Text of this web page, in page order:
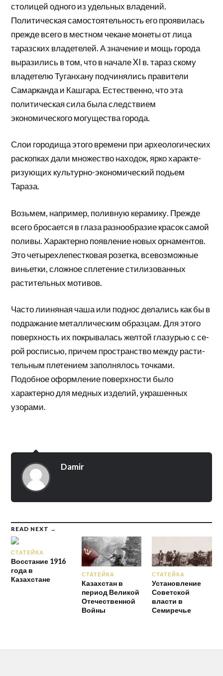
столицей одного из удельных владений.
Политическая самостоятель­ность его проявилась
прежде всего в местном чекане монеты от лица
таразских владетелей. А значение и мощь города
выразились в том, что в начале XI в. тараз скому
владетелю Туганхану подчинялись пра­вители
Самарканда и Кашгара. Естественно, что эта
политическая сила была следствием
экономического могущества города.
Слои городища этого времени при археологиче­ских
раскопках дали множество находок, ярко характе­
ризующих культурно-экономический подьем
Тараза.
Возьмем, например, поливную керамику. Прежде
всего бросается в глаза разнообразие красок самой
поливы. Характерно появление новых орнаментов.
Это четырехлепестковая розетка, всевозможные
виньетки, сложное сплетение стилизованных
расти­тельных мотивов.
Часто лииняная чаша или поднос делались как бы в
подражание металлическим образцам. Для этого
поверхность их покрывалась желтой глазурью с се­
рой росписью, причем пространство между расти­
тельным плетением заполнялось точками.
Подобное оформление поверхности было
характерно для мед­ных изделий, украшенных
узорами.
Damir
READ NEXT →
СТАТЕЙКА
Восстание 1916
года в
Казахстане
СТАТЕЙКА
Казахстан в
период Великой
Отечественной
Войны
СТАТЕЙКА
Установление
Советской
власти в
Семиречье